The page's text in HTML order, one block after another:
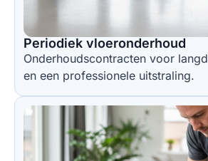
Periodiek vloeronderhoud
Onderhoudscontracten voor
en een professionele uitstraling.